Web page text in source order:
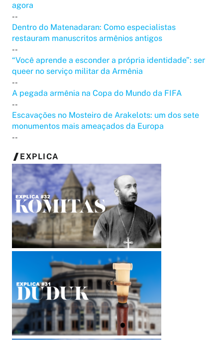
agora
--
Dentro do Matenadaran: Como especialistas
restauram manuscritos armênios antigos
--
“Você aprende a esconder a própria identidade”: ser
queer no serviço militar da Armênia
--
A pegada armênia na Copa do Mundo da FIFA
--
Escavações no Mosteiro de Arakelots: um dos sete
monumentos mais ameaçados da Europa
--
EXPLICA